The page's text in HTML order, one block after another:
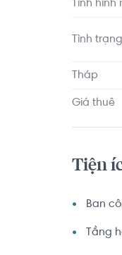
Căn hộ
Thành
Nha Khoa
Tình
Tình
Tháp
Giá thuê
Tiện
Ban
Tầng